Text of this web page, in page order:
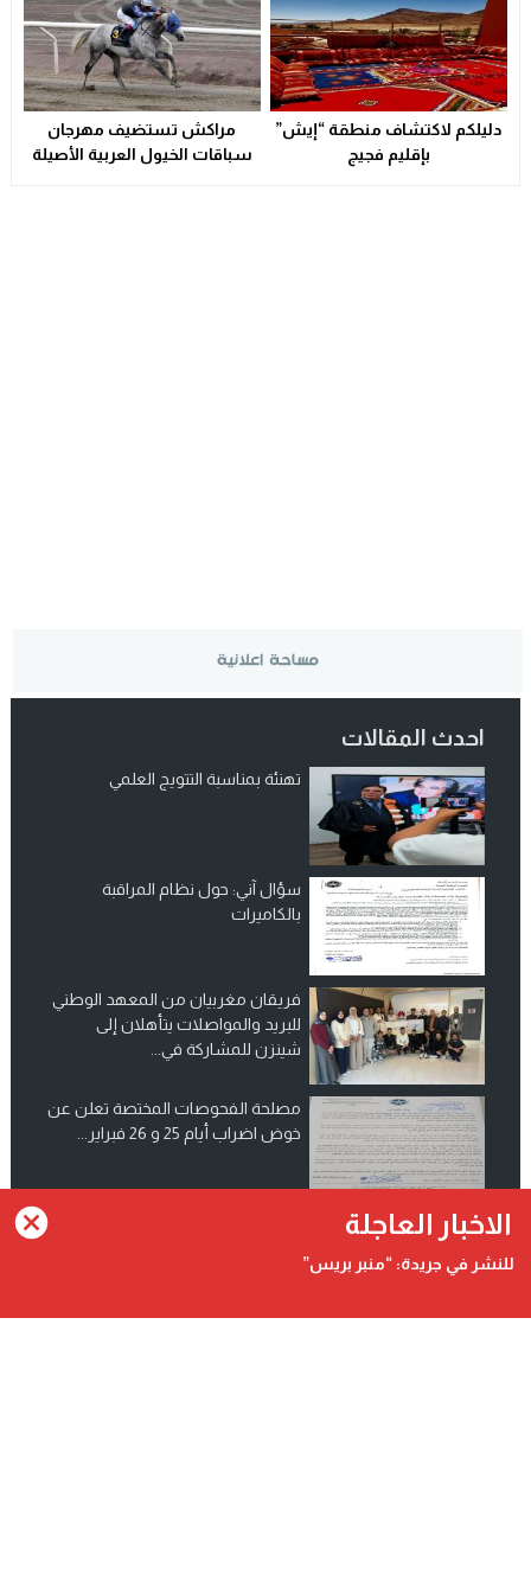
دليلكم لاكتشاف منطقة “إيش”
بإقليم فجيج
مراكش تستضيف مهرجان
سباقات الخيول العربية الأصيلة
احدث المقالات
تهنئة بمناسبة التتويج العلمي
سؤال آني: حول نظام المراقبة
بالكاميرات
فريقان مغربيان من المعهد الوطني
للبريد والمواصلات يتأهلان إلى
شينزن للمشاركة في...
مصلحة الفحوصات المختصة تعلن عن
خوض اضراب أيام 25 و 26 فبراير...
انضم الينا على فيسبوك
الاخبار العاجلة
للنشر في جريدة: “منبر بريس”